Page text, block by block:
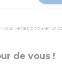
veniez à trouver un
de vous !